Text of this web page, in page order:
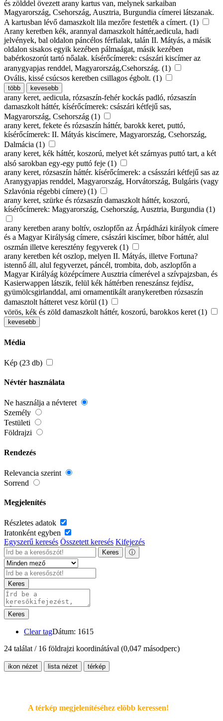
és zölddel övezett arany kartus van, melynek sarkaiban
Magyarország, Csehország, Ausztria, Burgundia címerei látszanak.
A kartusban lévő damaszkolt lila mezőre festették a címert. (1)
Arany keretben kék, arannyal damaszkolt háttér,aedicula, hadi
jelvények, bal oldalon páncélos férfialak, talán II. Mátyás, a másik
oldalon sisakos egyik kezében pálmaágat, másik kezében
babérkoszorút tartó nőalak. kísérőcímerek: császári kiscímer az
aranygyapjas renddel, Magyarország,Csehország. (1)
Ovális, kissé csúcsos keretben csillagos égbolt. (1)
több kevesebb
arany keret, aedicula, rózsaszín-fehér kockás padló, rózsaszín
damaszkolt háttér, kísérőcímerek: császári kétfejű sas,
Magyarország, Csehország (1)
arany keret, fekete és rózsaszín háttér, barokk keret, puttó,
kísérőcímerek: II. Mátyás kiscímere, Magyarország, Csehország,
Dalmácia (1)
arany keret, kék háttér, koszorú, melyet két szárnyas puttó tart, a két
alsó sarokban egy-egy puttó feje (1)
arany keret, rózsaszín háttér. kísérőcímerek: a csásszári kétfejű sas az
Aranygyapjas renddel, Magyarország, Horvátország, Bulgáris (vagy
Szlavónia régebbi címere) (1)
arany keret, szürke és rózsaszín damaszkolt háttér, koszorú,
kísérőcímerek: Magyarország, Csehország, Ausztria, Burgundia (1)
arany keretben arany boltív, oszlopfőn az Árpádházi királyok címere
és a Magyar Királyság címere, császári kiscímer, bíbor háttér, alul
oszmán illetve keresztény fegyverek (1)
arany keretben két oszlop, melyen II. Mátyás, illetve Fortuna?
istennő áll, alul fegyverzet, páncél, trombita, dob, aszlopfőn a
Magyar Királyág középcímere Ausztria címerével a szívpajzsban, és
Kasierwappen látszik, felül kék háttérben reneszánsz fejdísz,
gyümölcsgirlanddal, ami ornamentikált aranykeretben rózsaszín
damasztolt hátteret vesz körül (1)
vörös, kék és zöld damaszkolt háttér, koszorú, barokkos keret (1)
kevesebb
Média
Kép (23 db)
Névtér használata
Ne használja a névteret
Személy
Testületi
Földrajzi
Rendezés
Relevancia szerint
Sorrend
Megjelenítés
Részletes adatok
Iratonként egyben
Egyszerű keresés Összetett keresés Kifejezés
Keres ⓘ
Keres
Keres
Clear tagDátum: 1615
24 találat / 16 földrajzi koordinátával (0,047 másodperc)
ikon nézet lista nézet térkép
A térkép megjelenítéséhez elöbb keressen!